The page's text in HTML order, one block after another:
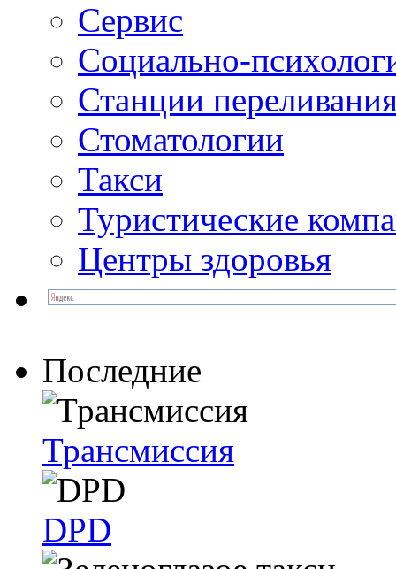
Сервис
Социально-
Станции
Стоматологии
Такси
Туристические
Центры здоровья
Последние
Трансмиссия
DPD